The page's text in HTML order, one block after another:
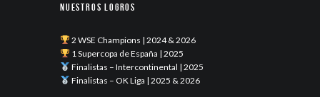
Nuestros logros
2 WSE Champions | 2024 & 2026
1 Supercopa de España | 2025
Finalistas – Intercontinental | 2025
Finalistas – OK Liga | 2025 & 2026